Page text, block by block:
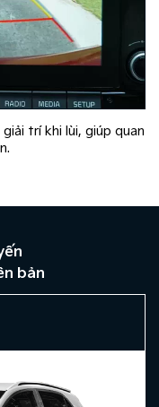
giải trí khi lùi, giúp quan
bản